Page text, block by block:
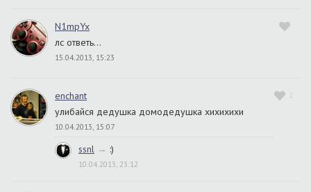
N1mpYx
лс ответь…
15.04.2013, 15:23
1
enchant
улибайся дедушка домодедушка хихихихи
10.04.2013, 15:07
ssnl → :)
10.04.2013, 23:12